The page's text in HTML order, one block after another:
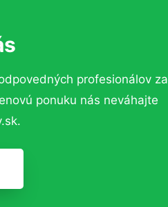
profesionálov za
ponuku nás neváhajte